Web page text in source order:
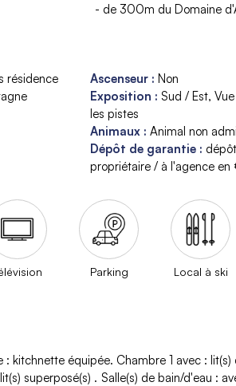
- de 300m du Domaine
résidence
Ascenseur : Non
Exposition : Sud / Est
les pistes
Animaux : Animal non
Dépôt de garantie :
propriétaire / à l'agence en
Parking Local à ski
: kitchnette équipée Chambre 1 avec : lit(s)
superposé(s) Salle(s) de bain/d'eau :